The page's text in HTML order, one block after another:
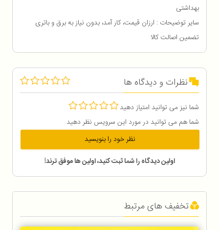
بهداشتی
سایر توضیحات : ارزان قیمت، کار آمد، بدون نیاز به برق و باتری
تضمین اصالت کالا
نظرات و دیدگاه ها
شما نیز می توانید امتیاز دهید
شما هم می توانید در مورد این سرویس نظر دهید
نظر خود را بنویسید
اولین دیدگاه را شما ثبت کنید، اولین ها موفق ترند!
تخفیف های مرتبط